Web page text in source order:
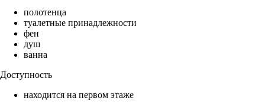
полотенца
туалетные принадлежности
фен
душ
ванна
Доступность
находится на первом этаже